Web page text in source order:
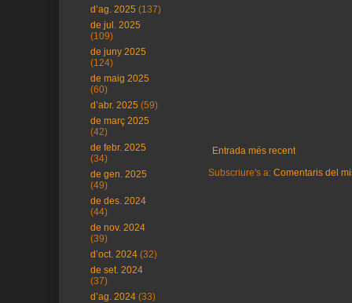
Entrada més recent
Subscriure's a: Comentaris del
d’ag. 2025 (137)
de jul. 2025
(109)
de juny 2025
(124)
de maig 2025
(60)
d’abr. 2025 (59)
de març 2025
(42)
de febr. 2025
(34)
de gen. 2025
(49)
de des. 2024
(44)
de nov. 2024
(39)
d’oct. 2024 (32)
de set. 2024
(37)
d’ag. 2024 (33)